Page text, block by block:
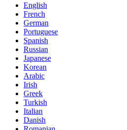
English
French
German
Portuguese
Spanish
Russian
Japanese
Korean
Arabic
Irish
Greek
Turkish
Italian
Danish